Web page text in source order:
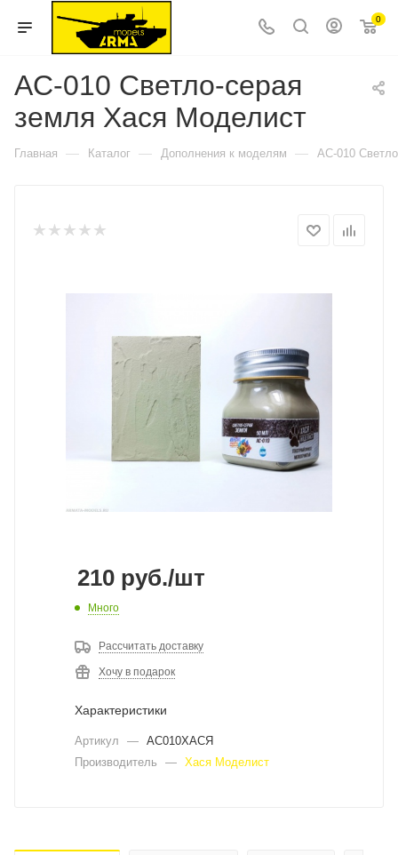
0
AC-010 Светло-серая
земля Хася Моделист
Главная — Каталог — Дополнения к моделям — AC-010
210 руб./шт
Много
Рассчитать доставку
Хочу в подарок
Характеристики
Артикул — АС010ХАСЯ
Производитель
— Хася Моделист